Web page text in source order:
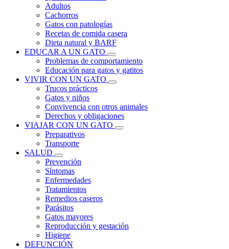
Adultos
Cachorros
Gatos con patologías
Recetas de comida casera
Dieta natural y BARF
EDUCAR A UN GATO
Problemas de comportamiento
Educación para gatos y gatitos
VIVIR CON UN GATO
Trucos prácticos
Gatos y niños
Convivencia con otros animales
Derechos y obligaciones
VIAJAR CON UN GATO
Preparativos
Transporte
SALUD
Prevención
Síntomas
Enfermedades
Tratamientos
Remedios caseros
Parásitos
Gatos mayores
Reproducción y gestación
Higiene
DEFUNCIÓN